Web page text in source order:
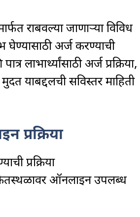
राबवल्या जाणाऱ्या विविध
अर्ज करण्याची
लाभार्थ्यांसाठी अर्ज प्रक्रिया,
याबद्दलची सविस्तर माहिती
प्रक्रिया
प्रक्रिया
ऑनलाइन उपलब्ध